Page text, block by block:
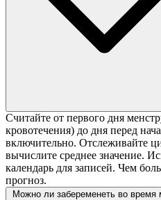
Считайте от первого дня
кровотечения) до дня перед
включительно. Отслеживайте
вычислите среднее значение.
календарь для записей. Чем
прогноз.
Можно ли забеременеть во время